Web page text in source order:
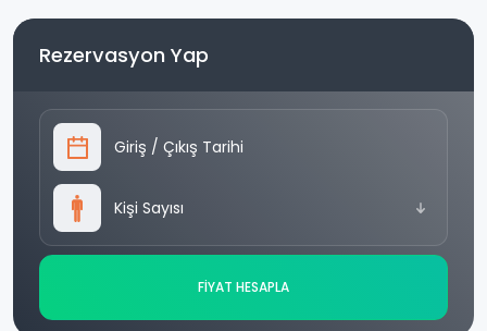
Rezervasyon Yap
Giriş / Çıkış Tarihi
Kişi Sayısı
FİYAT HESAPLA